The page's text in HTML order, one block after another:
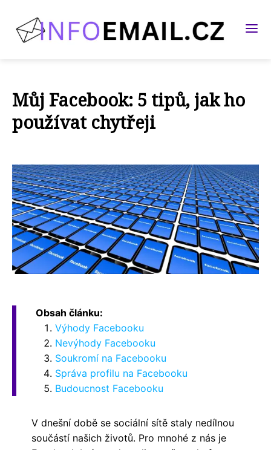
Můj Facebook: 5 tipů, jak ho
používat chytřeji
Obsah článku:
Výhody Facebooku
Nevýhody Facebooku
Soukromí na Facebooku
Správa profilu na Facebooku
Budoucnost Facebooku
V dnešní době se sociální sítě staly nedílnou
součástí našich životů. Pro mnohé z nás je